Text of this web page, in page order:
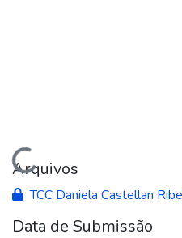
Carregando...
Arquivos
TCC Daniela Castellan
Data de Submissão